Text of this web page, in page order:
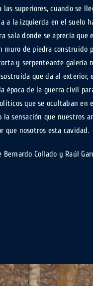
las superiores, cuando se
a la izquierda en el suelo
sala donde se aprecia que
muro de piedra construido
y serpenteante galería
que da al exterior,
época de la guerra civil
que se ocultaban en
la sensación que nuestros
que nosotros esta cavidad.
Bernardo Collado y Raúl